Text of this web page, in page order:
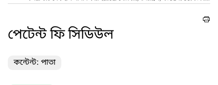
পেটেন্ট ফি সিডিউল
কন্টেন্ট: পাতা